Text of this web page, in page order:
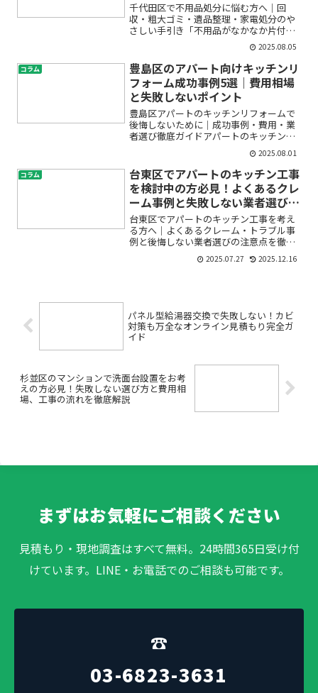
千代田区で不用品処分に悩む方へ｜回
収・粗大ゴミ・遺品整理・家電処分のや
さしい手引き「不用品がなかなか片付か
ず、部屋が散らかってしまう」「急に引
越しや断捨離が必要になったけど、どこ
に相談すればいいのか分からない」「千
代田区で信頼できる不用品回...
2025.08.05
コラム
豊島区のアパート向けキッチンリ
フォーム成功事例5選｜費用相場
と失敗しないポイント
豊島区アパートのキッチンリフォームで
後悔しないために｜成功事例・費用・業
者選び徹底ガイドアパートのキッチンが
古くて使いづらい、見た目もイマイ
チ…。そんなお悩みを抱えて「リフォー
ムしたいけど、費用や工事内容がよく分
からない」「業者選びで失敗し...
2025.08.01
コラム
台東区でアパートのキッチン工事
を検討中の方必見！よくあるクレ
ーム事例と失敗しない業者選び5
つのポイント
台東区でアパートのキッチン工事を考え
る方へ｜よくあるクレーム・トラブル事
例と後悔しない業者選びの注意点を徹底
解説アパートのキッチン工事やリフォー
ムを検討しているけれど、「どんなトラ
2025.07.27 2025.12.16
パネル型給湯器交換で失敗しない！カビ
対策も万全なオンライン見積もり完全ガ
イド
杉並区のマンションで洗面台設置をお考
えの方必見！失敗しない選び方と費用相
場、工事の流れを徹底解説
まずはお気軽にご相談ください
見積もり・現地調査はすべて無料。24時間365日受け付
けています。LINE・お電話でのご相談も可能です。
☎
03-6823-3631